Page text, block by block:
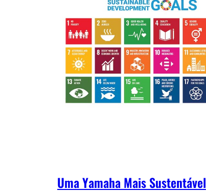
Uma Yamaha Mais Sustentável